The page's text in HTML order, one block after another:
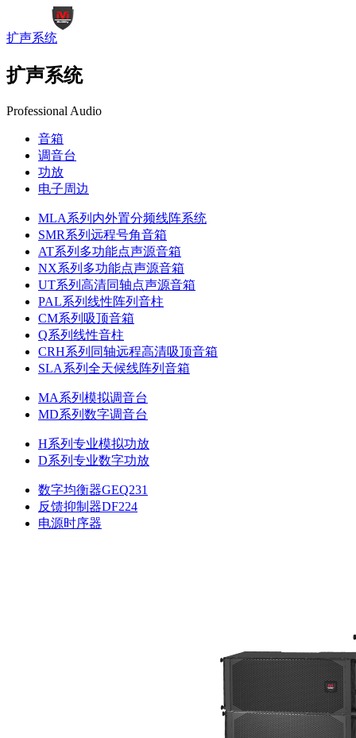
扩声系统
扩声系统
Professional Audio
音箱
调音台
功放
电子周边
MLA系列内外置分频线阵系统
SMR系列远程号角音箱
AT系列多功能点声源音箱
NX系列多功能点声源音箱
UT系列高清同轴点声源音箱
PAL系列线性阵列音柱
CM系列吸顶音箱
Q系列线性音柱
CRH系列同轴远程高清吸顶音箱
SLA系列全天候线阵列音箱
MA系列模拟调音台
MD系列数字调音台
H系列专业模拟功放
D系列专业数字功放
数字均衡器GEQ231
反馈抑制器DF224
电源时序器